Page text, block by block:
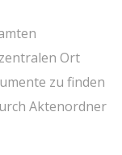
Ort
zu finden
Aktenordner